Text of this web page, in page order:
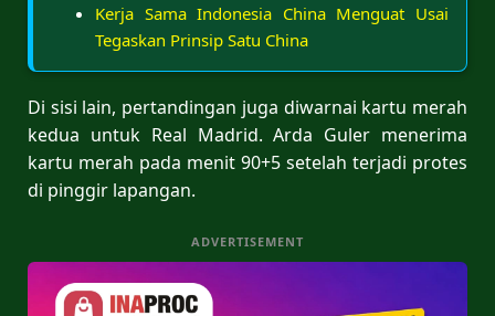
Kerja Sama Indonesia China Menguat Usai
Tegaskan Prinsip Satu China
Di sisi lain, pertandingan juga diwarnai kartu merah
kedua untuk Real Madrid. Arda Guler menerima
kartu merah pada menit 90+5 setelah terjadi protes
di pinggir lapangan.
ADVERTISEMENT